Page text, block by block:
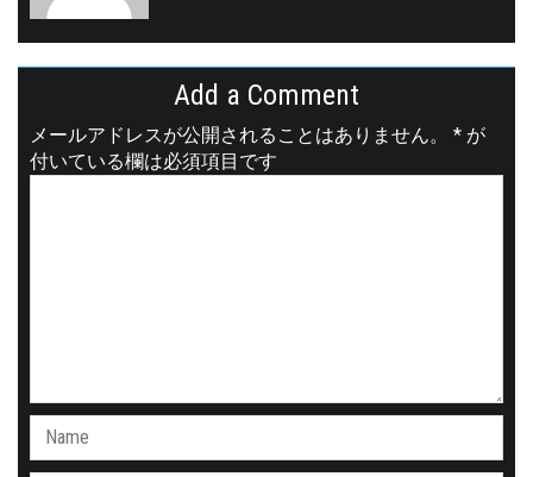
Add a Comment
メールアドレスが公開されることはありません。 * が
付いている欄は必須項目です